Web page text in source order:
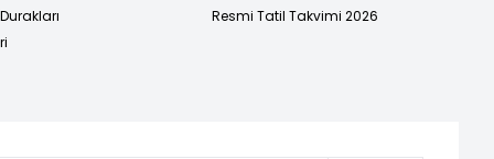
Resmi Tatil Takvimi 2026